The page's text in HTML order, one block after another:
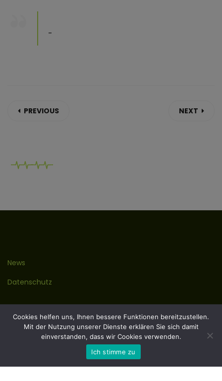
-
PREVIOUS NEXT
News
Datenschutz
Kontakt
Impressum
Cookies helfen uns, Ihnen bessere Funktionen bereitzustellen.
Mit der Nutzung unserer Dienste erklären Sie sich damit
einverstanden, dass wir Cookies verwenden.
Ich stimme zu